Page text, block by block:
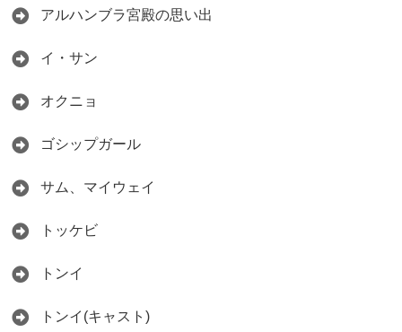
アルハンブラ宮殿の思い出
イ・サン
オクニョ
ゴシップガール
サム、マイウェイ
トッケビ
トンイ
トンイ(キャスト)